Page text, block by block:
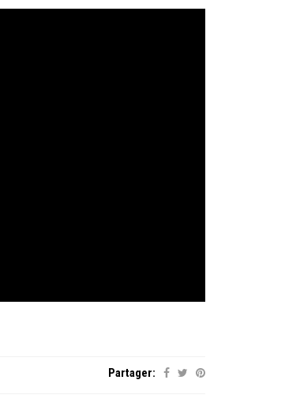
Partager: